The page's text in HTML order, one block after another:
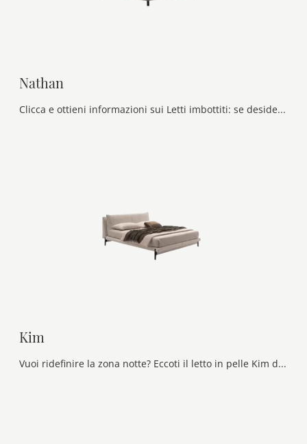
Nathan
Clicca e ottieni informazioni sui Letti imbottiti: se desideri modelli matrimoniali moderni, il modello Nathan Ditre Italia fa al caso tuo.
Kim
Vuoi ridefinire la zona notte? Eccoti il letto in pelle Kim di Ditre Italia per spazi moderni.